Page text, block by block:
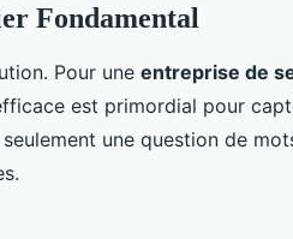
Fondamental
Pour une entreprise de
est primordial pour
seulement une question de